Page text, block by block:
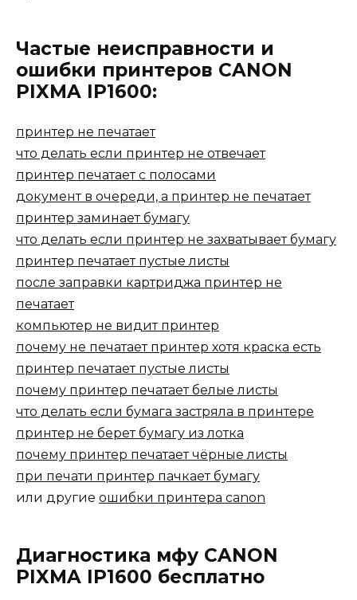
Частые неисправности и
ошибки принтеров CANON
PIXMA IP1600:
принтер не печатает
что делать если принтер не отвечает
принтер печатает с полосами
документ в очереди, а принтер не печатает
принтер заминает бумагу
что делать если принтер не захватывает бумагу
принтер печатает пустые листы
после заправки картриджа принтер не
печатает
компьютер не видит принтер
почему не печатает принтер хотя краска есть
принтер печатает пустые листы
почему принтер печатает белые листы
что делать если бумага застряла в принтере
принтер не берет бумагу из лотка
почему принтер печатает чёрные листы
при печати принтер пачкает бумагу
или другие ошибки принтера canon
Диагностика мфу CANON
PIXMA IP1600 бесплатно